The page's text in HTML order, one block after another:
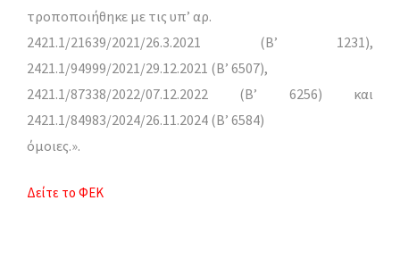
τροποποιήθηκε με τις υπ’ αρ.
2421.1/21639/2021/26.3.2021 (Β’ 1231),
2421.1/94999/2021/29.12.2021 (Β’ 6507),
2421.1/87338/2022/07.12.2022 (Β’ 6256) και
2421.1/84983/2024/26.11.2024 (Β’ 6584)
όμοιες.».
Δείτε το ΦΕΚ